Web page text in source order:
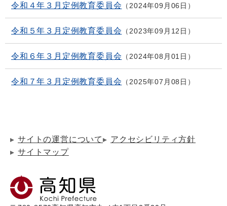
令和４年３月定例教育委員会 2024年09月06日
令和５年３月定例教育委員会 2023年09月12日
令和６年３月定例教育委員会 2024年08月01日
令和７年３月定例教育委員会 2025年07月08日
サイトの運営について
アクセシビリティ方針
サイトマップ